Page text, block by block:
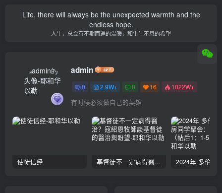
Life, there will always be the unexpected warmth and the
endless hope.
人生，总会有不期而遇的温暖，和生生不息的希望
admin
0 2.9W+ 0 16 1022W+
有时候必须做自己的英雄
使徒信经 基督徒不一定病得醫治？寇紹恩牧師談基督徒的醫治與盼望